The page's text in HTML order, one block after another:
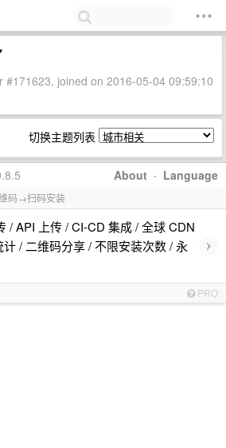
#171623, joined on 2016-05-04 09:59:10
切换主题列表
About · Language
码→扫码安装
/ API 上传 / CI-CD 集成 / 全球 CDN
/ 二维码分享 / 不限安装次数 / 永
›
PRO